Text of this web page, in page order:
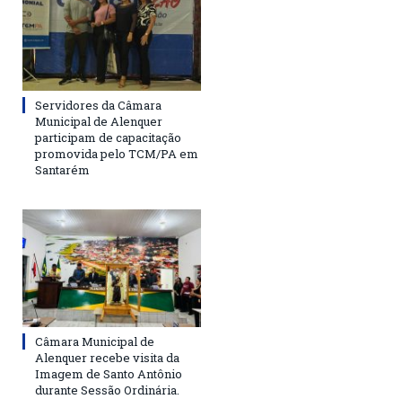
Servidores da Câmara
Municipal de Alenquer
participam de capacitação
promovida pelo TCM/PA em
Santarém
Câmara Municipal de
Alenquer recebe visita da
Imagem de Santo Antônio
durante Sessão Ordinária.